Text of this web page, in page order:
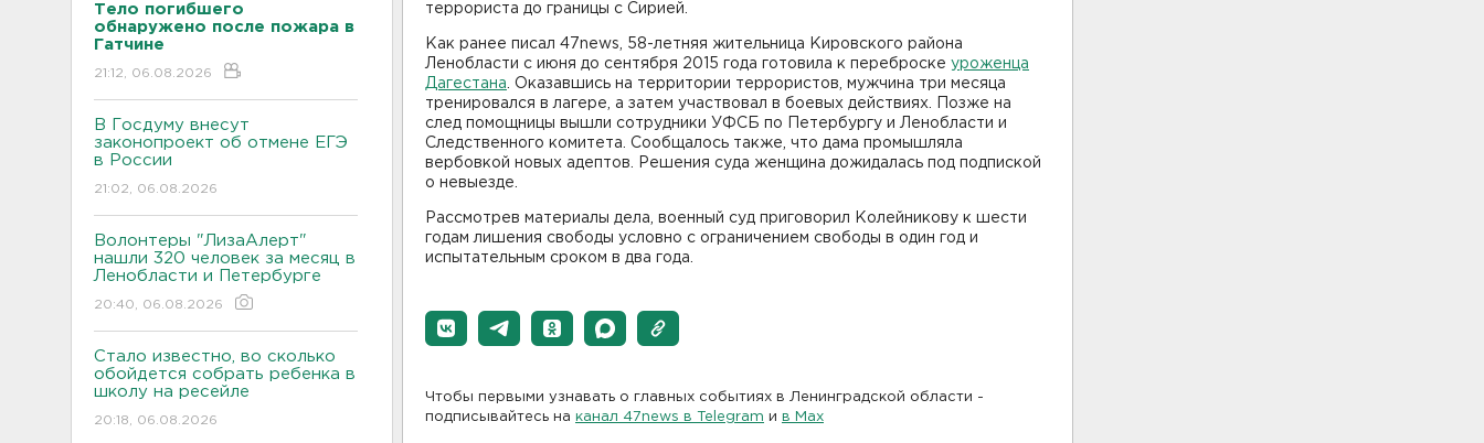
Тело погибшего
обнаружено после пожара в
Гатчине
21:12, 06.08.2026
В Госдуму внесут
законопроект об отмене ЕГЭ
в России
21:02, 06.08.2026
Волонтеры "ЛизаАлерт"
нашли 320 человек за месяц в
Ленобласти и Петербурге
20:40, 06.08.2026
Стало известно, во сколько
обойдется собрать ребенка в
школу на ресейле
20:18, 06.08.2026
террориста до границы с Сирией.
Как ранее писал 47news, 58-летняя жительница Кировского района
Ленобласти с июня до сентября 2015 года готовила к переброске уроженца
Дагестана . Оказавшись на территории террористов, мужчина три месяца
тренировался в лагере, а затем участвовал в боевых действиях. Позже на
след помощницы вышли сотрудники УФСБ по Петербургу и Ленобласти и
Следственного комитета. Сообщалось также, что дама промышляла
вербовкой новых адептов. Решения суда женщина дожидалась под подпиской
о невыезде.
Рассмотрев материалы дела, военный суд приговорил Колейникову к шести
годам лишения свободы условно с ограничением свободы в один год и
испытательным сроком в два года.
Чтобы первыми узнавать о главных событиях в Ленинградской области -
подписывайтесь на канал 47news в Telegram и в Maх